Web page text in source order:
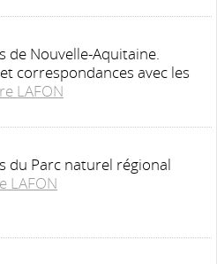
de Nouvelle-Aquitaine.
correspondances avec les
LAFON
du Parc naturel régional
LAFON